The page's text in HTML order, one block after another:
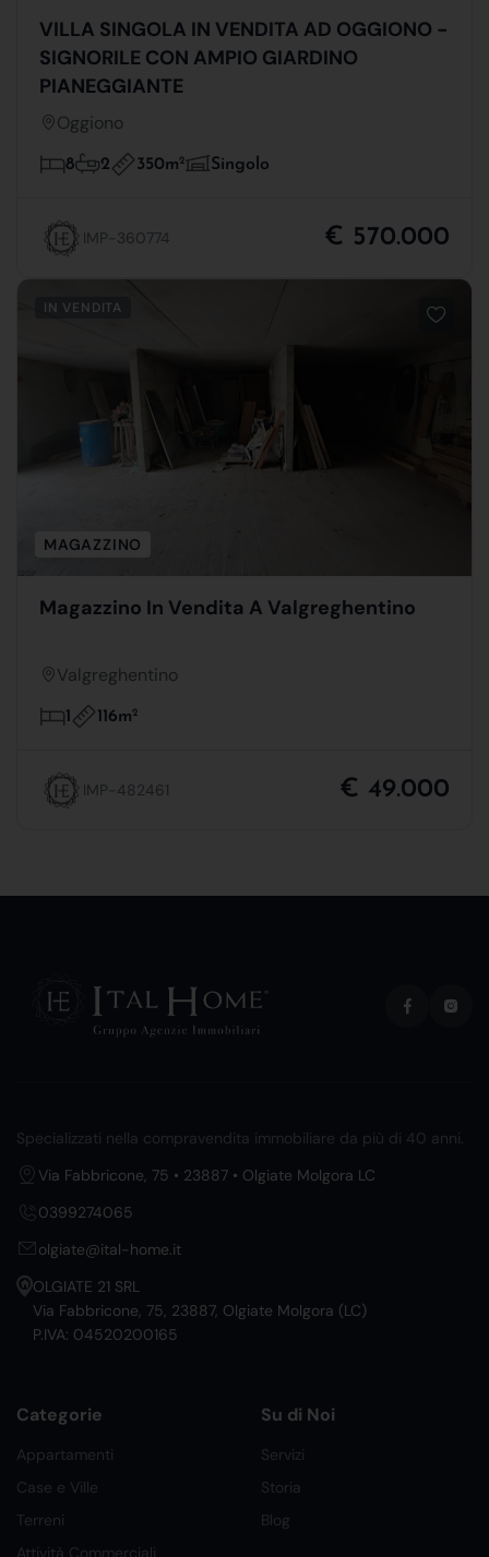
VILLA SINGOLA IN VENDITA AD OGGIONO -
SIGNORILE CON AMPIO GIARDINO
PIANEGGIANTE
Oggiono
8 2 350m2 Singolo
IMP-360774 € 570.000
IN VENDITA
MAGAZZINO
Magazzino In Vendita A Valgreghentino
Valgreghentino
1 116m2
IMP-482461 € 49.000
Specializzati nella compravendita immobiliare da più di 40 anni.
Via Fabbricone, 75 • 23887 • Olgiate Molgora LC
0399274065
olgiate@ital-home.it
OLGIATE 21 SRL
Via Fabbricone, 75, 23887, Olgiate Molgora (LC)
P.IVA: 04520200165
Categorie
Appartamenti
Case e Ville
Terreni
Su di Noi
Servizi
Storia
Blog